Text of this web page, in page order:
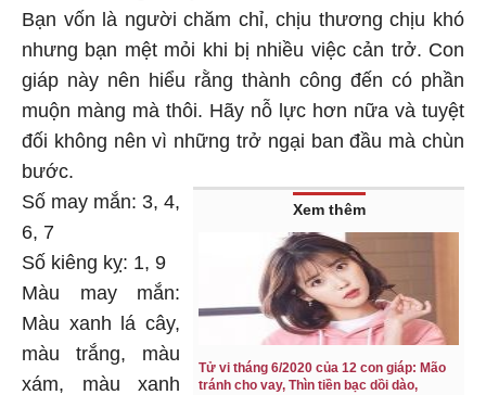
Bạn vốn là người chăm chỉ, chịu thương chịu khó
nhưng bạn mệt mỏi khi bị nhiều việc cản trở. Con
giáp này nên hiểu rằng thành công đến có phần
muộn màng mà thôi. Hãy nỗ lực hơn nữa và tuyệt
đối không nên vì những trở ngại ban đầu mà chùn
bước.
Xem thêm
Tử vi tháng 6/2020 của 12 con giáp: Mão
tránh cho vay, Thìn tiền bạc dồi dào,
Số may mắn: 3, 4,
6, 7
Số kiêng kỵ: 1, 9
Màu may mắn:
Màu xanh lá cây,
màu trắng, màu
xám, màu xanh